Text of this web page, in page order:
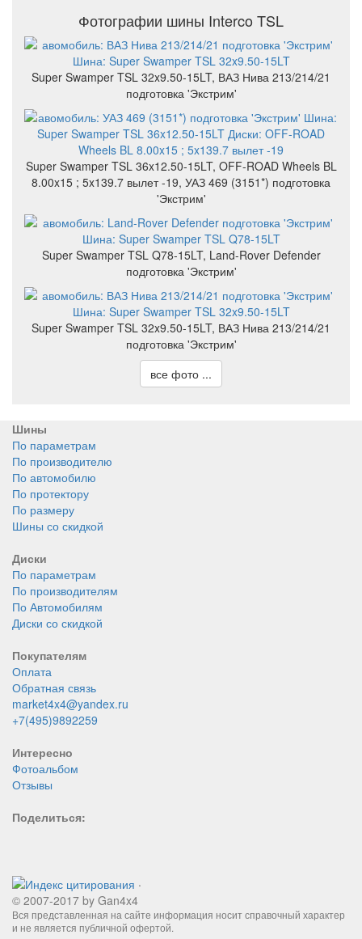
Фотографии шины Interco TSL
Super Swamper TSL 32x9.50-15LT, ВАЗ Нива 213/214/21
подготовка 'Экстрим'
Super Swamper TSL 36x12.50-15LT, OFF-ROAD Wheels BL
8.00x15 ; 5x139.7 вылет -19, УАЗ 469 (3151*) подготовка
'Экстрим'
Super Swamper TSL Q78-15LT, Land-Rover Defender
подготовка 'Экстрим'
Super Swamper TSL 32x9.50-15LT, ВАЗ Нива 213/214/21
подготовка 'Экстрим'
все фото ...
Шины
По параметрам
По производителю
По автомобилю
По протектору
По размеру
Шины со скидкой
Диски
По параметрам
По производителям
По Автомобилям
Диски со скидкой
Покупателям
Оплата
Обратная связь
market4x4@yandex.ru
+7(495)9892259
Интересно
Фотоальбом
Отзывы
Поделиться:
.
© 2007-2017 by Gan4x4
Вся представленная на сайте информация носит справочный характер
и не является публичной офертой.